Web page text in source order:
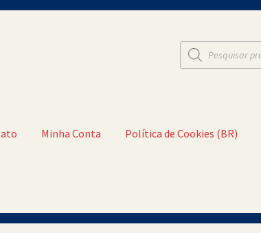
Pesquisar
produtos
Minha Conta Política de Cookies (BR)